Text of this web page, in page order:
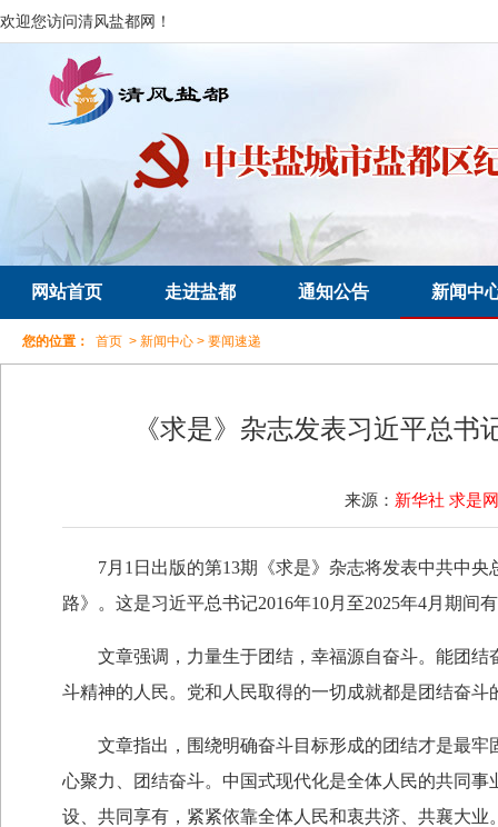
欢迎您访问清风盐都网！
网站首页 走进盐都 通知公告 新闻中
您的位置： 首页 > 新闻中心 > 要闻速递
《求是》杂志发表习近平总
来源： 新华社 求是网
7月1日出版的第13期《求是》杂志将发表中共中央
路》。这是习近平总书记2016年10月至2025年4月期间
文章强调，力量生于团结，幸福源自奋斗。能团结
斗精神的人民。党和人民取得的一切成就都是团结奋
文章指出，围绕明确奋斗目标形成的团结才是最牢
心聚力、团结奋斗。中国式现代化是全体人民的共同
设、共同享有，紧紧依靠全体人民和衷共济、共襄大